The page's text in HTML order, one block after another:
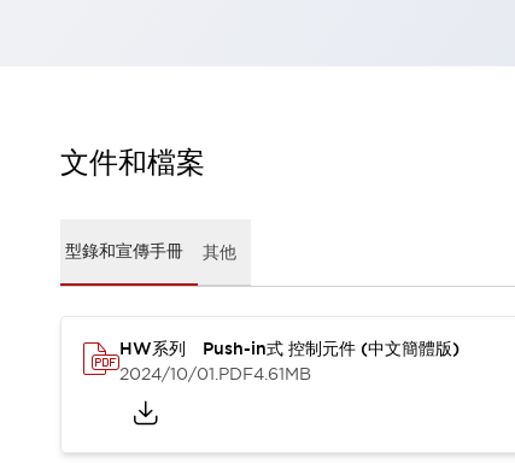
安全及其未來
從基礎了解安全元件
型錄和宣傳手冊
軟體下載
文件和檔案
型錄和宣傳手冊 其他
HW系列 Push-in式 控制元件 (中文簡體版)
2024/10/01.PDF4.61MB